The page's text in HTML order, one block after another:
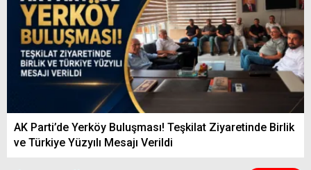
AK Parti’de Yerköy Buluşması! Teşkilat Ziyaretinde Birlik
ve Türkiye Yüzyılı Mesajı Verildi